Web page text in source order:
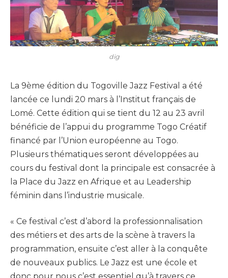
dig
La 9ème édition du Togoville Jazz Festival a été
lancée ce lundi 20 mars à l’Institut français de
Lomé. Cette édition qui se tient du 12 au 23 avril
bénéficie de l’appui du programme Togo Créatif
financé par l’Union européenne au Togo.
Plusieurs thématiques seront développées au
cours du festival dont la principale est consacrée à
la Place du Jazz en Afrique et au Leadership
féminin dans l’industrie musicale.
« Ce festival c’est d’abord la professionnalisation
des métiers et des arts de la scène à travers la
programmation, ensuite c’est aller à la conquête
de nouveaux publics. Le Jazz est une école et